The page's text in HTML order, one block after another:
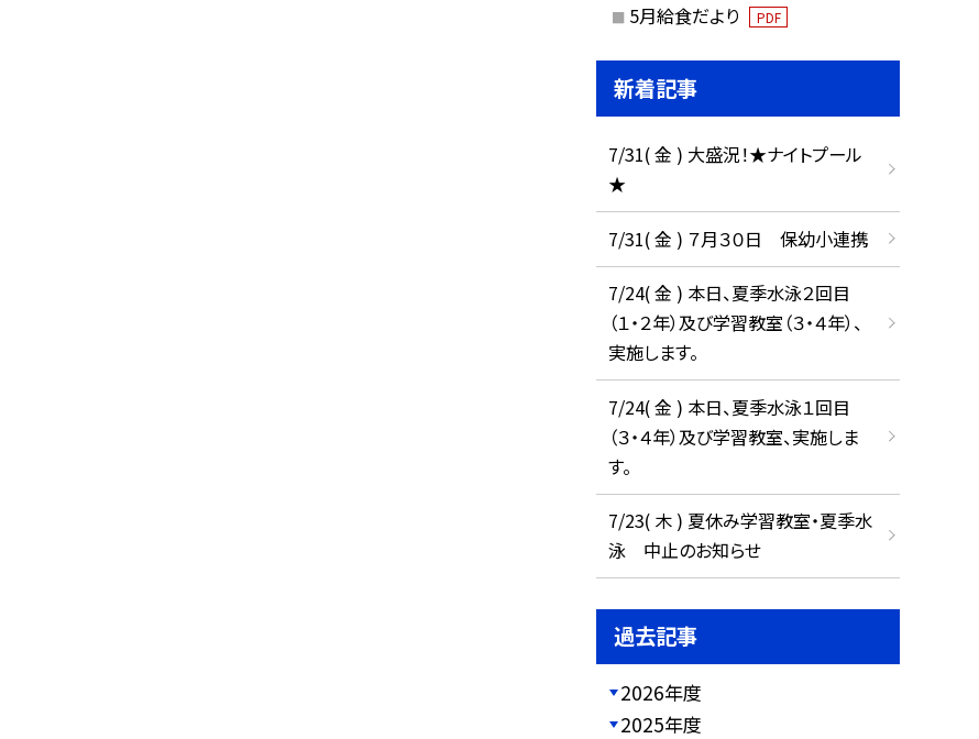
5月給食だより PDF
新着記事
7/31( 金 ) 大盛況！★ナイトプール
★
7/31( 金 ) ７月３０日 保幼小連携
7/24( 金 ) 本日、夏季水泳２回目
（１・２年）及び学習教室（３・４年）、
実施します。
7/24( 金 ) 本日、夏季水泳１回目
（３・４年）及び学習教室、実施しま
す。
7/23( 木 ) 夏休み学習教室・夏季水
泳 中止のお知らせ
過去記事
2026年度
2025年度